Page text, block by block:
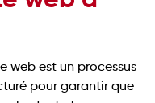
web est un processus
pour garantir que